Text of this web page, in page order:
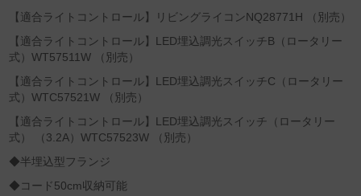
【適合ライトコントロール】リビングライコンNQ28771H （別売）
【適合ライトコントロール】LED埋込調光スイッチB（ロータリー
式）WT57511W （別売）
【適合ライトコントロール】LED埋込調光スイッチC（ロータリー
式）WTC57521W （別売）
【適合ライトコントロール】LED埋込調光スイッチ（ロータリー
式） （3.2A）WTC57523W （別売）
◆半埋込型フランジ
◆コード50cm収納可能